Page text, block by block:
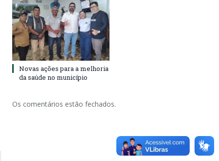
Novas ações para a melhoria
da saúde no município
Os comentários estão fechados.